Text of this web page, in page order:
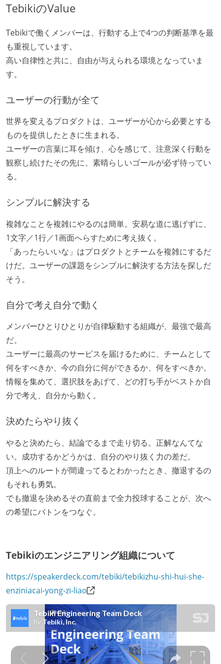
TebikiのValue
Tebikiで働くメンバーは、行動する上で4つの判断基準を最
も重視しています。
高い自律性と共に、自由が与えられる環境となっていま
す。
ユーザーの行動が全て
世界を変えるプロダクトは、ユーザーが心から必要とする
ものを提供したときに生まれる。
ユーザーの言葉に耳を傾け、心を感じて、注意深く行動を
観察し続けたその先に、素晴らしいゴールが必ず待ってい
る。
シンプルに解決する
複雑なことを複雑にやるのは簡単。安易な道に逃げずに、
1文字／1行／1画面へらすために考え抜く。
「あったらいいな」はプロダクトとチームを複雑にするだ
けだ。ユーザーの課題をシンプルに解決する方法を探しだ
そう。
自分で考え自分で動く
メンバーひとりひとりが自律駆動する組織が、最強で最高
だ。
ユーザーに最高のサービスを届けるために、チームとして
何をすべきか、今の自分に何ができるか、何をすべきか。
情報を集めて、選択肢をあげて、どの打ち手がベストか自
分で考え、自分から動く。
決めたらやり抜く
やると決めたら、結論でるまで走り切る。正解なんてな
い。成功するかどうかは、自分のやり抜く力の差だ。
頂上へのルートが間違ってるとわかったとき、撤退するの
もそれも勇気。
でも撤退を決めるその直前まで全力投球することが、次へ
の希望にバトンをつなぐ。
Tebikiのエンジニアリング組織について
https://speakerdeck.com/tebiki/tebikizhu-shi-hui-she-
enziniacai-yong-zi-liao